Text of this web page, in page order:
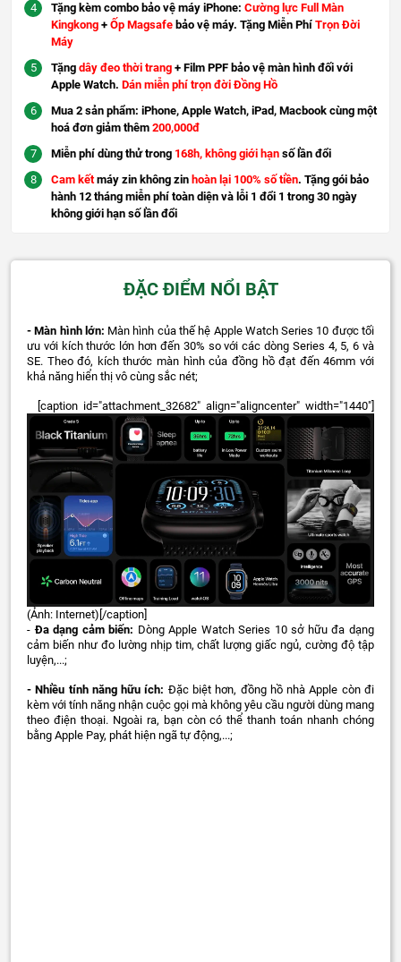
Tặng kèm combo bảo vệ máy iPhone: Cường lực Full Màn
Kingkong + Ốp Magsafe bảo vệ máy. Tặng Miễn Phí Trọn Đời
Máy
Tặng dây đeo thời trang + Film PPF bảo vệ màn hình đối với
Apple Watch. Dán miễn phí trọn đời Đồng Hồ
Mua 2 sản phẩm: iPhone, Apple Watch, iPad, Macbook cùng một
hoá đơn giảm thêm 200,000đ
Miễn phí dùng thử trong 168h, không giới hạn số lần đổi
Cam kếtmáy zin không zin hoàn lại 100% số tiền. Tặng gói bảo
hành 12 tháng miễn phí toàn diện và lỗi 1 đổi 1 trong 30 ngày
không giới hạn số lần đổi
ĐẶC ĐIỂM NỔI BẬT
- Màn hình lớn: Màn hình của thế hệ Apple Watch Series 10 được tối
ưu với kích thước lớn hơn đến 30% so với các dòng Series 4, 5, 6 và
SE. Theo đó, kích thước màn hình của đồng hồ đạt đến 46mm với
khả năng hiển thị vô cùng sắc nét;
[caption id="attachment_32682" align="aligncenter" width="1440"]
(Ảnh: Internet)[/caption]
-Đa dạng cảm biến: Dòng Apple Watch Series 10 sở hữu đa dạng
cảm biến như đo lường nhịp tim, chất lượng giấc ngủ, cường độ tập
luyện,...;
- Nhiều tính năng hữu ích: Đặc biệt hơn, đồng hồ nhà Apple còn đi
kèm với tính năng nhận cuộc gọi mà không yêu cầu người dùng mang
theo điện thoại. Ngoài ra, bạn còn có thể thanh toán nhanh chóng
bằng Apple Pay, phát hiện ngã tự động,...;